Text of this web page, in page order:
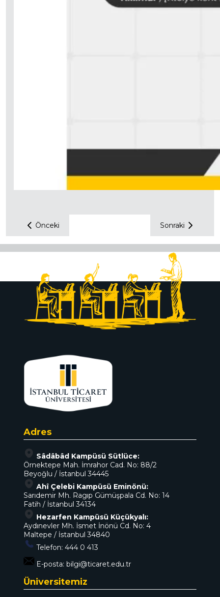
Önceki Sonraki
Adres
Sâdâbâd Kampüsü Sütlüce:
Örnektepe Mah. İmrahor Cad. No: 88/2
Beyoğlu / İstanbul 34445
Ahî Çelebi Kampüsü Eminönü:
Sarıdemir Mh. Ragıp Gümüşpala Cd. No: 14
Fatih / İstanbul 34134
Hezarfen Kampüsü Küçükyalı:
Aydınevler Mh. İsmet İnönü Cd. No: 4
Maltepe / İstanbul 34840
Telefon: 444 0 413
E-posta: bilgi@ticaret.edu.tr
Üniversitemiz